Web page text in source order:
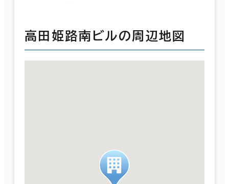
高田姫路南ビルの周辺地図